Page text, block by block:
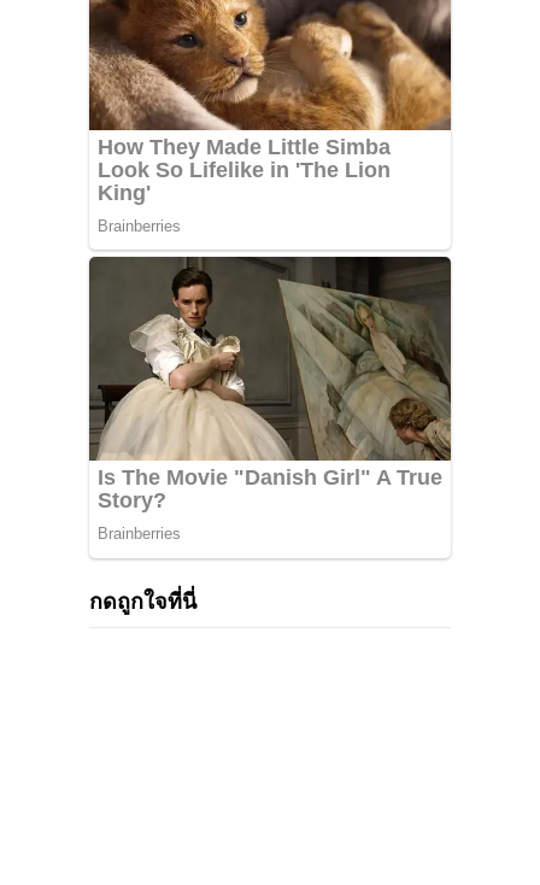
กดถูกใจที่นี่